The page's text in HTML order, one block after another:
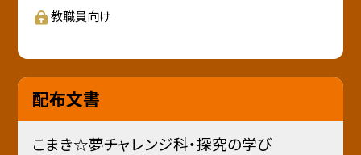
教職員向け
配布文書
こまき☆夢チャレンジ科・探究の学び